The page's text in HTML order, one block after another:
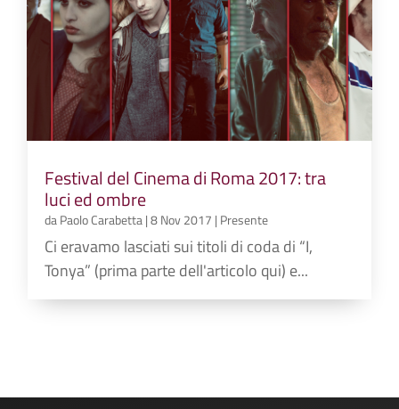
Festival del Cinema di Roma 2017: tra
luci ed ombre
daPaolo Carabetta|8 Nov 2017 | Presente
Ci eravamo lasciati sui titoli di coda di “I,
Tonya” (prima parte dell'articolo qui) e...